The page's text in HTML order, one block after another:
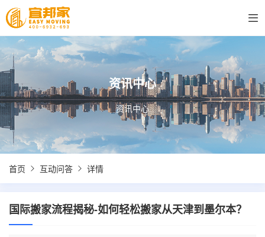
资讯中心
资讯中心
首页 互动问答 详情
国际搬家流程揭秘-如何轻松搬家从天津到墨尔本？